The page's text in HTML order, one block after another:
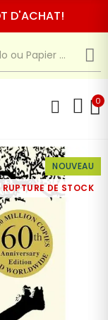
D'ACHAT!
0
NOUVEAU
RUPTURE DE STOCK